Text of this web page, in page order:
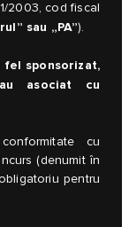
2003, cod fiscal
sau „PA”).
fel sponsorizat,
asociat cu
cu
(denumit în
pentru